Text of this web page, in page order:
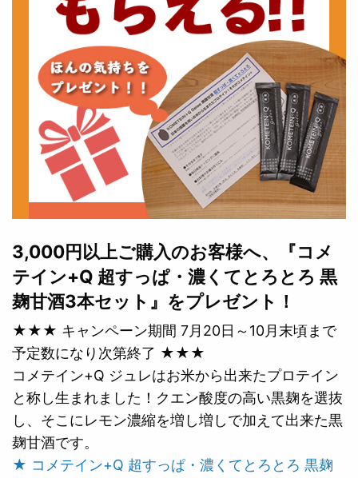
3,000円以上ご購入のお客様へ、『コメ
テイン+Q 超すっぱ・濃くてとろとろ 黒
麹甘酒3本セット』をプレゼント！
★★★ キャンペーン期間 7月20日～10月末頃まで
予定数になり次第終了 ★★★
コメテイン+Q ジュレはお米から出来たプロテイン
と称し生まれました！クエン酸度の高い黒麹を選抜
し、そこにレモン濃縮を増し増しで加えて出来た黒
麹甘酒です。
★ コメテイン+Q 超すっぱ・濃くてとろとろ 黒麹